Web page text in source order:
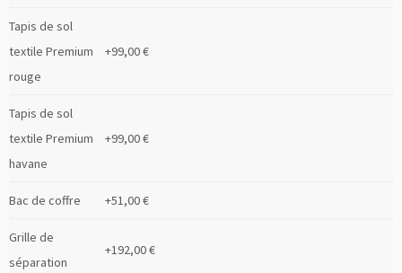
Tapis de sol
textile Premium
rouge
+99,00 €
Tapis de sol
textile Premium
havane
+99,00 €
Bac de coffre +51,00 €
Grille de
séparation
+192,00 €